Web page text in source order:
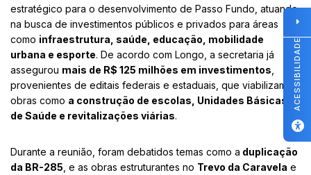
estratégico para o desenvolvimento de Passo Fundo, atuando
na busca de investimentos públicos e privados para áreas
como infraestrutura, saúde, educação, mobilidade
urbana e esporte. De acordo com Longo, a secretaria já
assegurou mais de R$ 125 milhões em investimentos
provenientes de editais federais e estaduais, que viabilizam
obras como a construção de escolas, Unidades Básicas
de Saúde e revitalizações viárias.
Durante a reunião, foram debatidos temas como a duplicação
da BR-285 , e as obras estruturantes no Trevo da Caravela e
ACESSIBILIDADE